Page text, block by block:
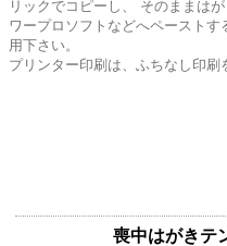
リックでコピーし、 そのままは
ワープロソフトなどへペースト
用下さい。
プリンター印刷は、ふちなし印刷
喪中はがきテ